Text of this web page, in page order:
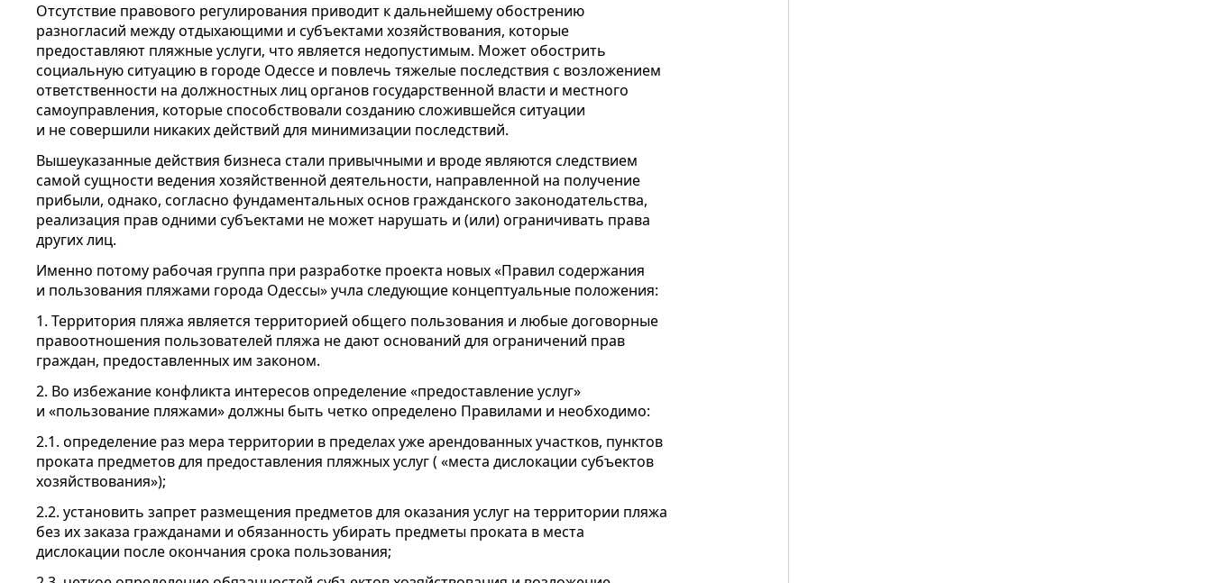
Отсутствие правового регулирования приводит к дальнейшему обострению
разногласий между отдыхающими и субъектами хозяйствования, которые
предоставляют пляжные услуги, что является недопустимым. Может обострить
социальную ситуацию в городе Одессе и повлечь тяжелые последствия с возложением
ответственности на должностных лиц органов государственной власти и местного
самоуправления, которые способствовали созданию сложившейся ситуации
и не совершили никаких действий для минимизации последствий.
Вышеуказанные действия бизнеса стали привычными и вроде являются следствием
самой сущности ведения хозяйственной деятельности, направленной на получение
прибыли, однако, согласно фундаментальных основ гражданского законодательства,
реализация прав одними субъектами не может нарушать и (или) ограничивать права
других лиц.
Именно потому рабочая группа при разработке проекта новых «Правил содержания
и пользования пляжами города Одессы» учла следующие концептуальные положения:
1. Территория пляжа является территорией общего пользования и любые договорные
правоотношения пользователей пляжа не дают оснований для ограничений прав
граждан, предоставленных им законом.
2. Во избежание конфликта интересов определение «предоставление услуг»
и «пользование пляжами» должны быть четко определено Правилами и необходимо:
2.1. определение раз мера территории в пределах уже арендованных участков, пунктов
проката предметов для предоставления пляжных услуг ( «места дислокации субъектов
хозяйствования»);
2.2. установить запрет размещения предметов для оказания услуг на территории пляжа
без их заказа гражданами и обязанность убирать предметы проката в места
дислокации после окончания срока пользования;